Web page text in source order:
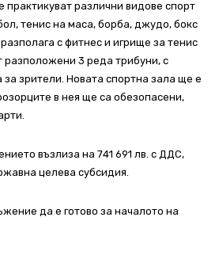
практикуват различни видове спорт
тенис на маса, борба, джудо, бокс
с фитнес и игрище за тенис
разположени 3 реда трибуни, с
за зрители. Новата спортна зала ще е
в нея ще са обезопасени,
възлиза на 741 691 лв. с ДДС,
целева субсидия.
да е готово за началото на